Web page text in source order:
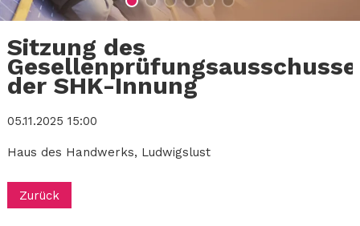
Sitzung des
der SHK-Innung
05.11.2025 15:00
Haus des Handwerks, Ludwigslust
Zurück